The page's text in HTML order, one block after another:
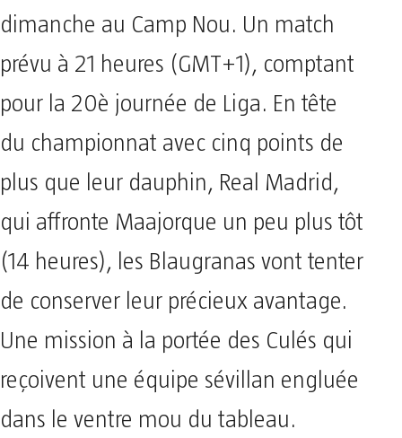
dimanche au Camp Nou. Un match
prévu à 21 heures (GMT+1), comptant
pour la 20è journée de Liga. En tête
du championnat avec cinq points de
plus que leur dauphin, Real Madrid,
qui affronte Maajorque un peu plus tôt
(14 heures), les Blaugranas vont tenter
de conserver leur précieux avantage.
Une mission à la portée des Culés qui
reçoivent une équipe sévillan engluée
dans le ventre mou du tableau.